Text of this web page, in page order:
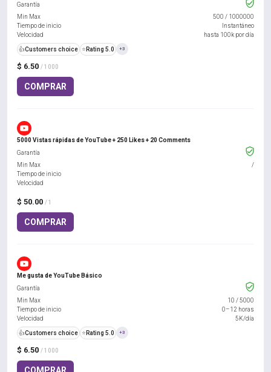
$ 6.50 / 1000
COMPRAR
Garantía
Min Max
500 / 1000000
Tiempo de inicio
Instantáneo
Velocidad
hasta 100k por día
👍Customers choice ⭐ Rating 5.0 +3
5000 Vistas rápidas de YouTube + 250 Likes + 20 Comments
$ 50.00 / 1
COMPRAR
Garantía
Min Max
/
Tiempo de inicio
Velocidad
Me gusta de YouTube Básico
$ 6.50 / 1000
Garantía
Min Max
10 /5000
Tiempo de inicio
0–12 horas
Velocidad
5K/día
👍Customers choice ⭐ Rating 5.0 +3